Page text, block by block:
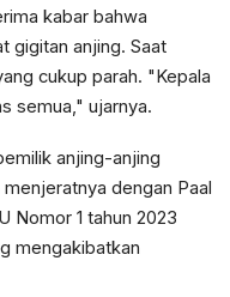
kabar bahwa
gigitan anjing. Saat
cukup parah. "Kepala
semua," ujarnya.
anjing-anjing
dengan Paal
Nomor 1 tahun 2023
mengakibatkan